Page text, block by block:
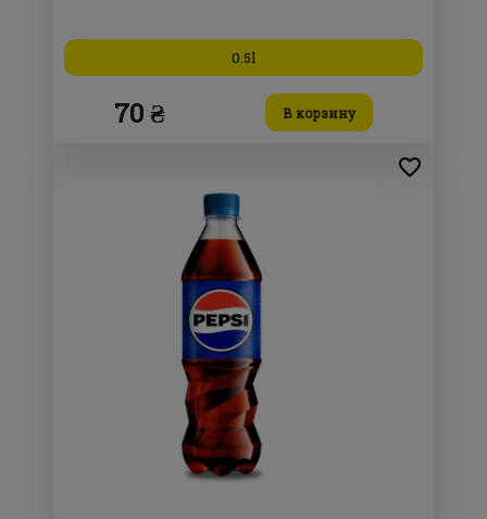
0.5l
70 ₴ В корзину